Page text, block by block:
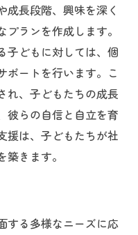
成長段階、興味を深く
ランを作成します。
子どもに対しては、個
ポートを行います。こ
れ、子どもたちの成長
彼らの自信と自立を育
援は、子どもたちが社
きます。
する多様なニーズに応